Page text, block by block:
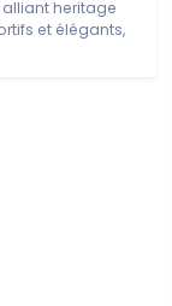
heritage
et élégants,